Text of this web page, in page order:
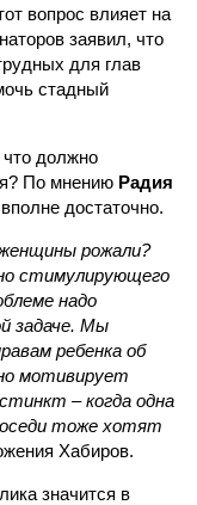
вопрос влияет на
заявил, что
для глав
стадный
что должно
По мнению Радия
достаточно.
рожали?
стимулирующего
надо
задаче. Мы
ребенка об
мотивирует
– когда одна
тоже хотят
Хабиров.
значится в